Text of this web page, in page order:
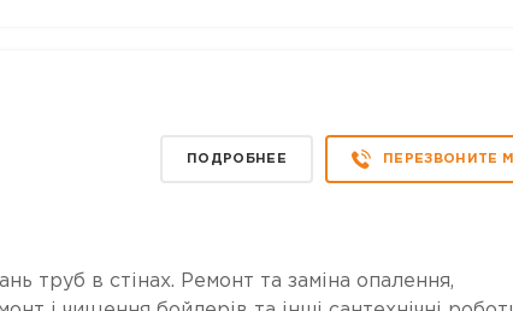
ПОДРОБНЕЕ ПЕРЕЗВОНИТЕ
труб в стінах. Ремонт та заміна опалення,